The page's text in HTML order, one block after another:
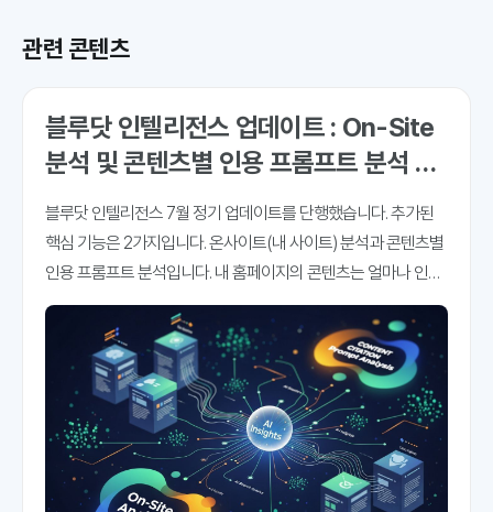
관련 콘텐츠
블루닷 인텔리전스 업데이트 : On-Site
분석 및 콘텐츠별 인용 프롬프트 분석 추
가
블루닷 인텔리전스 7월 정기 업데이트를 단행했습니다. 추가된
핵심 기능은 2가지입니다. 온사이트(내 사이트) 분석과 콘텐츠별
인용 프롬프트 분석입니다. 내 홈페이지의 콘텐츠는 얼마나 인용
되고 있고, 어떤 AI검색, 어떤 프롬프트에 더 많이 인용되고 있는
지 파악해 볼 수 있는 메뉴입니다. 우리 회사 홈페이지